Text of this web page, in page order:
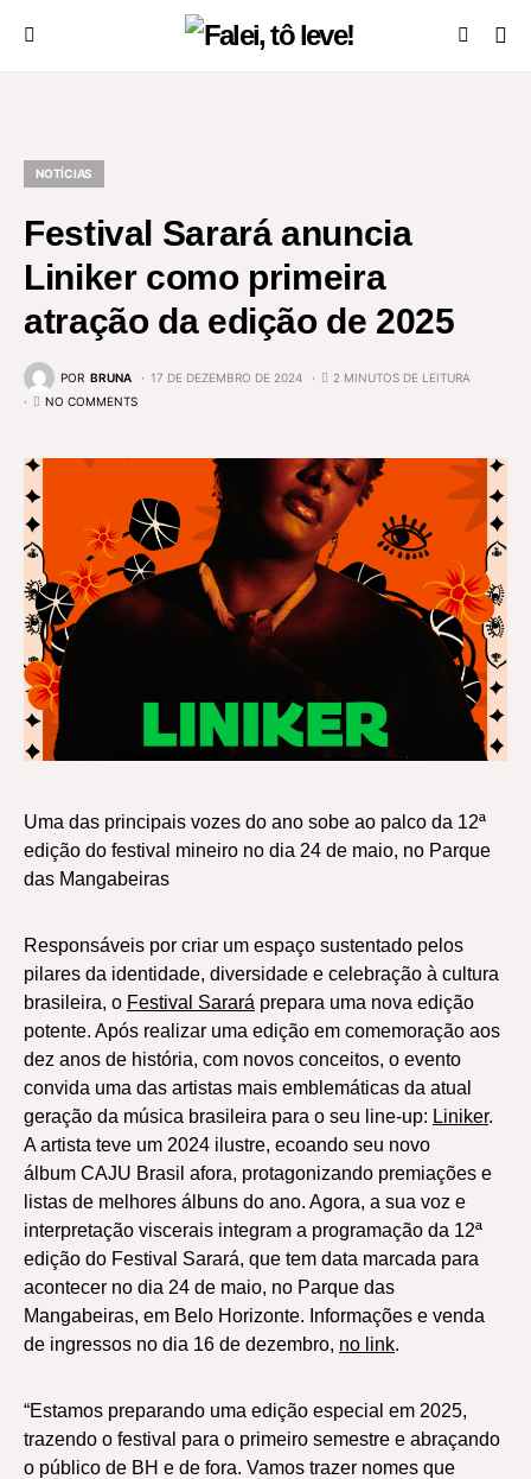
NOTÍCIAS
Festival Sarará anuncia
Liniker como primeira
atração da edição de 2025
POR BRUNA 17 DE DEZEMBRO DE 2024
2 MINUTOS DE LEITURA
NO COMMENTS
Uma das principais vozes do ano sobe ao palco da 12ª
edição do festival mineiro no dia 24 de maio, no Parque
das Mangabeiras
Responsáveis por criar um espaço sustentado pelos
pilares da identidade, diversidade e celebração à cultura
brasileira, o Festival Sarará prepara uma nova edição
potente. Após realizar uma edição em comemoração aos
dez anos de história, com novos conceitos, o evento
convida uma das artistas mais emblemáticas da atual
geração da música brasileira para o seu line-up: Liniker.
A artista teve um 2024 ilustre, ecoando seu novo
álbum CAJU Brasil afora, protagonizando premiações e
listas de melhores álbuns do ano. Agora, a sua voz e
interpretação viscerais integram a programação da 12ª
edição do Festival Sarará, que tem data marcada para
acontecer no dia 24 de maio, no Parque das
Mangabeiras, em Belo Horizonte. Informações e venda
de ingressos no dia 16 de dezembro, no link.
“Estamos preparando uma edição especial em 2025,
trazendo o festival para o primeiro semestre e abraçando
o público de BH e de fora. Vamos trazer nomes que